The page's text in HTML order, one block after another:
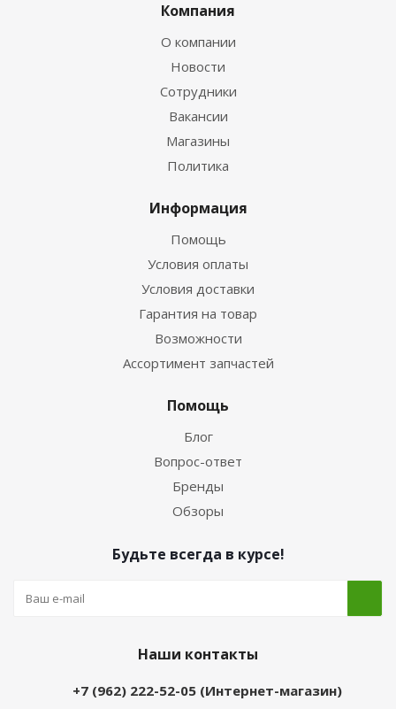
Компания
О компании
Новости
Сотрудники
Вакансии
Магазины
Политика
Информация
Помощь
Условия оплаты
Условия доставки
Гарантия на товар
Возможности
Ассортимент запчастей
Помощь
Блог
Вопрос-ответ
Бренды
Обзоры
Будьте всегда в курсе!
Наши контакты
+7 (962) 222-52-05 (Интернет-магазин)